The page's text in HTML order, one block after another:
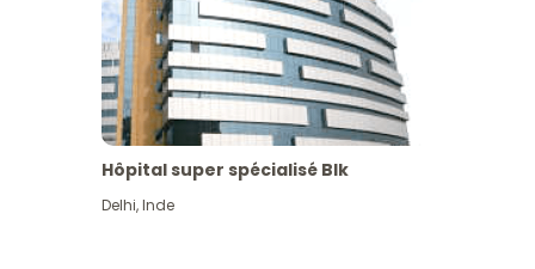
Hôpital super spécialisé Blk
Delhi,Inde